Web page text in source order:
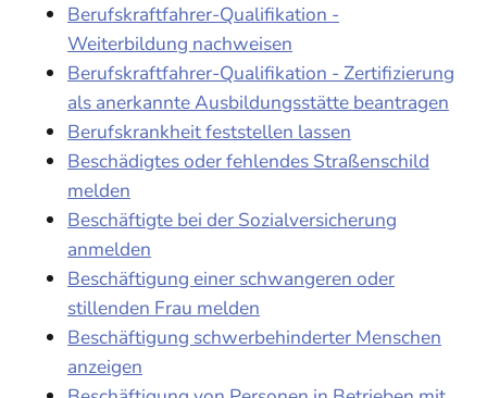
Berufskraftfahrer-Qualifikation -
Weiterbildung nachweisen
Berufskraftfahrer-Qualifikation - Zertifizierung
als anerkannte Ausbildungsstätte beantragen
Berufskrankheit feststellen lassen
Beschädigtes oder fehlendes Straßenschild
melden
Beschäftigte bei der Sozialversicherung
anmelden
Beschäftigung einer schwangeren oder
stillenden Frau melden
Beschäftigung schwerbehinderter Menschen
anzeigen